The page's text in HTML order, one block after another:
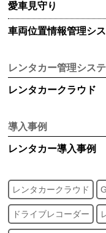
愛車見守り
車両位置情報管理シ
レンタカー管理シス
レンタカークラウド
導入事例
レンタカー導入事例
レンタカークラウド
ドライブレコーダー